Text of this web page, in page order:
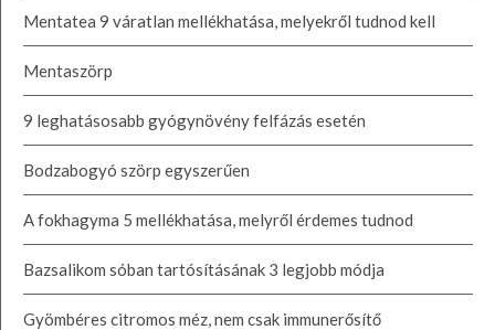
Mentatea 9 váratlan mellékhatása, melyekről tudnod kell
Mentaszörp
9 leghatásosabb gyógynövény felfázás esetén
Bodzabogyó szörp egyszerűen
A fokhagyma 5 mellékhatása, melyről érdemes tudnod
Bazsalikom sóban tartósításának 3 legjobb módja
Gyömbéres citromos méz, nem csak immunerősítő